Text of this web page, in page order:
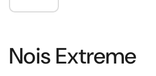
Nois Extreme